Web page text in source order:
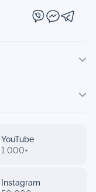
YouTube
1 000+
Instagram